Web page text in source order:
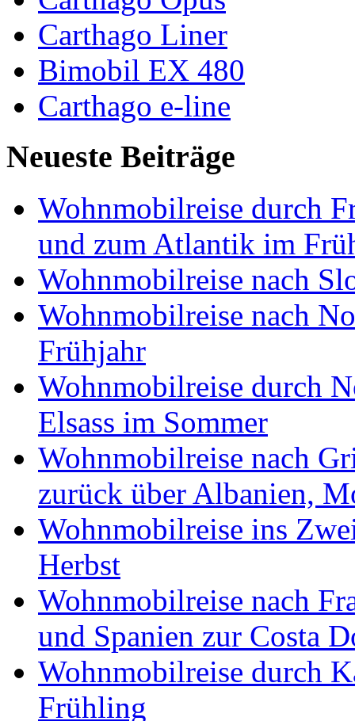
Carthago Liner
Bimobil EX 480
Carthago e-line
Neueste Beiträge
Wohnmobilreise durch
und zum Atlantik im
Wohnmobilreise nach
Wohnmobilreise nach
Frühjahr
Wohnmobilreise durch
Elsass im Sommer
Wohnmobilreise nach
zurück über Albanien,
Wohnmobilreise ins
Herbst
Wohnmobilreise nach
und Spanien zur Costa
Wohnmobilreise durch
Frühling